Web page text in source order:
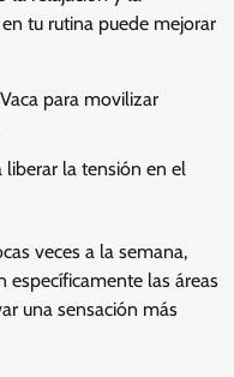
tu rutina puede mejorar
para movilizar
liberar la tensión en el
veces a la semana,
las áreas
una sensación más